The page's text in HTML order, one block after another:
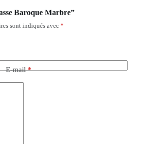
Baroque Marbre”
sont indiqués avec *
E-mail*